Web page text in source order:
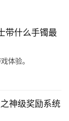
带什么手镯最
体验。
神级奖励系统